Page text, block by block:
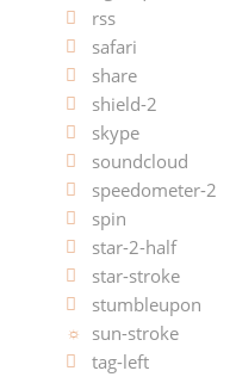
rss
safari
share
shield-2
skype
soundcloud
speedometer-2
spin
star-2-half
star-stroke
stumbleupon
sun-stroke
tag-left